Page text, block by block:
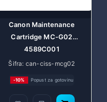
Canon Maintenance
Cartridge MC-G02
4589C001
Šifra: can-ciss-mcg02
-10% Popust za gotovinu